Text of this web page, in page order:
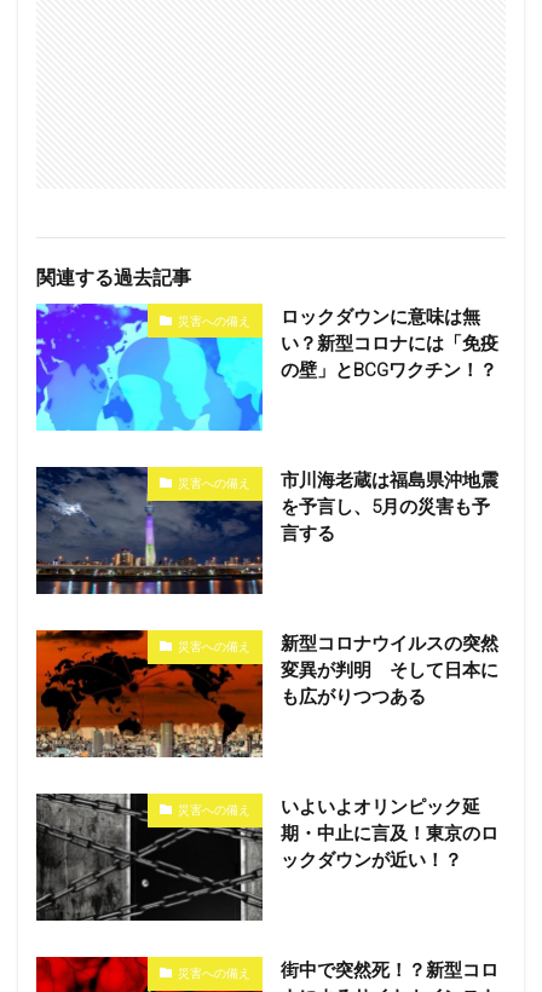
関連する過去記事
災害への備え
ロックダウンに意味は無
い？新型コロナには「免疫
の壁」とBCGワクチン！？
災害への備え
市川海老蔵は福島県沖地震
を予言し、5月の災害も予
言する
災害への備え
新型コロナウイルスの突然
変異が判明 そして日本に
も広がりつつある
災害への備え
いよいよオリンピック延
期・中止に言及！東京のロ
ックダウンが近い！？
災害への備え
街中で突然死！？新型コロ